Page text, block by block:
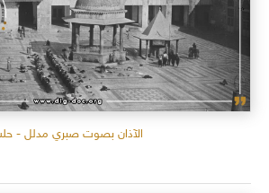
الآذان بصوت صبري مدلل - حلب